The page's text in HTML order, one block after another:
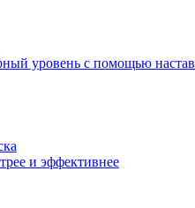
уровень с помощью
и эффективнее